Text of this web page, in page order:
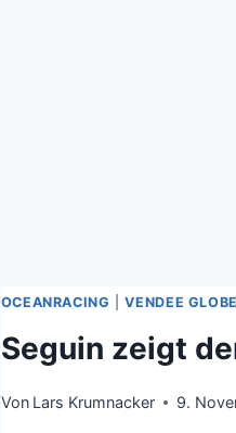
OCEANRACING |VENDEE GLOBE
Seguin zeigt
Von Lars Krumnacker 9.